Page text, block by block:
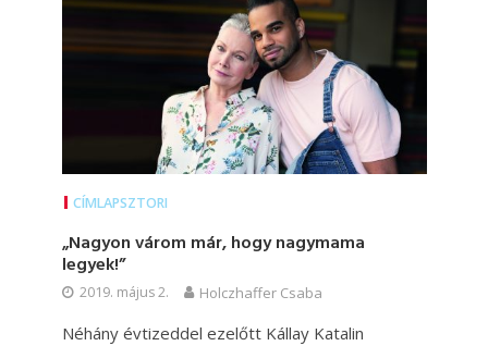
CÍMLAPSZTORI
„Nagyon várom már, hogy nagymama
legyek!”
2019. május 2. Holczhaffer Csaba
Néhány évtizeddel ezelőtt Kállay Katalin